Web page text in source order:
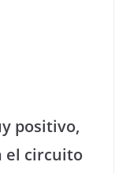
positivo,
el circuito